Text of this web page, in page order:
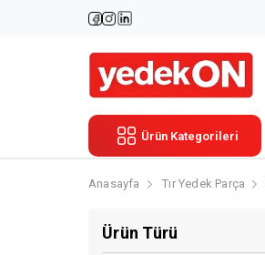
Ürün Kategorileri
Anasayfa Tır Yedek Parça
Ürün Türü